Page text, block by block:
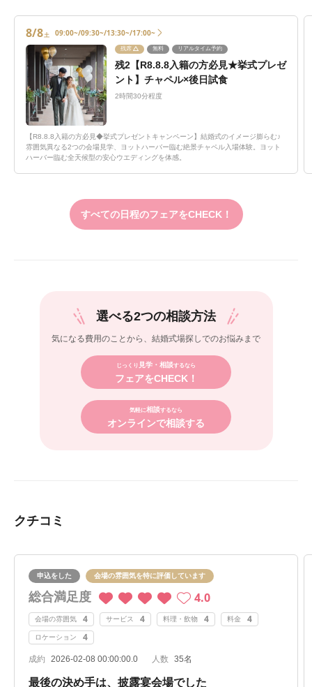
8/8土 09:00~/09:30~/13:30~/17:00~
残席 無料 リアルタイム予約
残2【R8.8.8入籍の方必見★挙式プレゼ
ント】チャペル×後日試食
2時間30分程度
【R8.8.8入籍の方必見◆挙式プレゼントキャンペーン】結婚式のイメージ膨らむ♪
雰囲気異なる2つの会場見学、ヨットハーバー臨む絶景チャペル入場体験。ヨット
ハーバー臨む全天候型の安心ウエディングを体感。
すべての日程のフェアをCHECK！
選べる2つの相談方法
気になる費用のことから、 結婚式場探しでのお悩みまで
じっくり 見学・相談するなら
フェアをCHECK！
気軽に相談するなら
オンラインで相談する
クチコミ
申込をした 会場の雰囲気を特に評価しています
総合満足度 4.0
会場の雰囲気 4 サービス 4 料理・飲物 4 料金 4
ロケーション 4
成約 2026-02-08 00:00:00.0 人数 35名
最後の決め手は、披露宴会場でした